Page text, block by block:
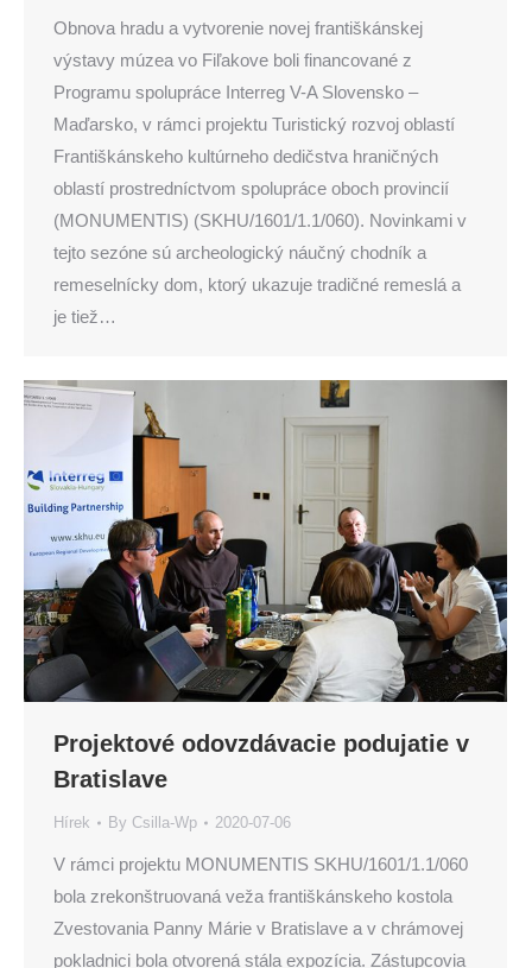
Obnova hradu a vytvorenie novej františkánskej
výstavy múzea vo Fiľakove boli financované z
Programu spolupráce Interreg V-A Slovensko –
Maďarsko, v rámci projektu Turistický rozvoj oblastí
Františkánskeho kultúrneho dedičstva hraničných
oblastí prostredníctvom spolupráce oboch provincií
(MONUMENTIS) (SKHU/1601/1.1/060). Novinkami v
tejto sezóne sú archeologický náučný chodník a
remeselnícky dom, ktorý ukazuje tradičné remeslá a
je tiež…
Projektové odovzdávacie podujatie v
Bratislave
Hírek By Csilla-Wp 2020-07-06
V rámci projektu MONUMENTIS SKHU/1601/1.1/060
bola zrekonštruovaná veža františkánskeho kostola
Zvestovania Panny Márie v Bratislave a v chrámovej
pokladnici bola otvorená stála expozícia. Zástupcovia